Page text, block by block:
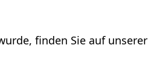
finden Sie auf unserer